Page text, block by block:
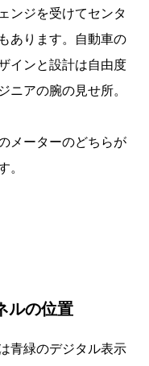
ンジを受けてセンタ
あります。自動車の
インと設計は自由度
ニアの腕の見せ所。
メーターのどちらが
。
ルの位置
青緑のデジタル表示